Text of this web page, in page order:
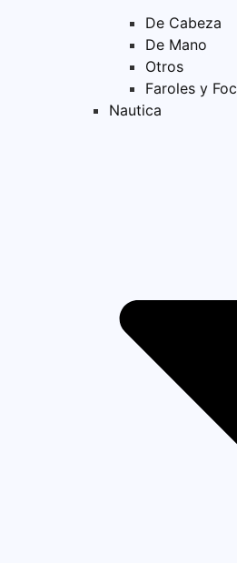
De Cabeza
De Mano
Otros
Faroles y
Nautica